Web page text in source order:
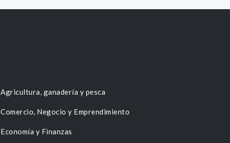
Agricultura, ganadería y pesca
Comercio, Negocio y Emprendimiento
Economía y Finanzas